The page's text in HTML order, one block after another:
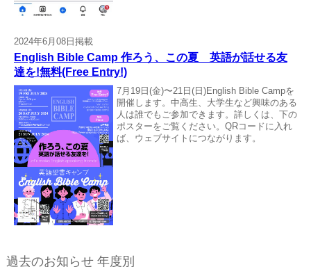
2024年6月08日掲載
English Bible Camp 作ろう、この夏 英語が話せる友
達を!無料(Free Entry!)
7月19日(金)〜21日(日)English Bible Campを
開催します。中高生、大学生など興味のある
人は誰でもご参加できます。詳しくは、下の
ポスターをご覧ください。QRコードに入れ
ば、ウェブサイトにつながります。
過去のお知らせ 年度別